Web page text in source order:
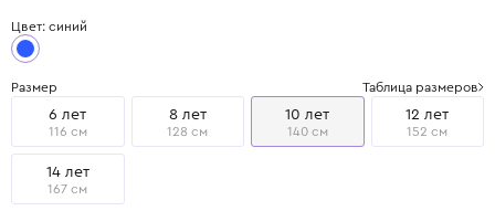
Цвет: синий
Размер Таблица размеров
6 лет
116 см
8 лет
128 см
10 лет
140 см
12 лет
152 см
14 лет
167 см